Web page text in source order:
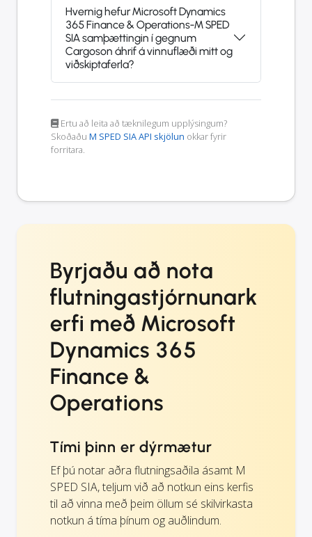
Hvernig hefur Microsoft Dynamics
365 Finance & Operations-M SPED
SIA samþættingin í gegnum
Cargoson áhrif á vinnuflæði mitt og
viðskiptaferla?
Ertu að leita að tæknilegum upplýsingum?
Skoðaðu M SPED SIA API skjölun okkar fyrir
forritara.
Byrjaðu að nota
flutningastjórnunark
erfi með Microsoft
Dynamics 365
Finance &
Operations
Tími þinn er dýrmætur
Ef þú notar aðra flutningsaðila ásamt M
SPED SIA, teljum við að notkun eins kerfis
til að vinna með þeim öllum sé skilvirkasta
notkun á tíma þínum og auðlindum.